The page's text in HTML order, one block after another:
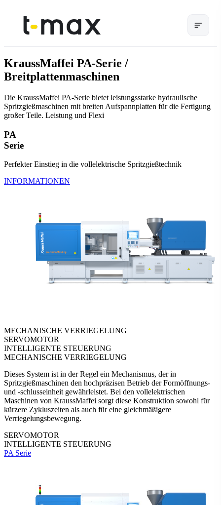
KraussMaffei PA-Serie /
Breitplattenmaschinen
Die KraussMaffei PA-Serie bietet leistungsstarke hydraulische
Spritzgießmaschinen mit breiten Aufspannplatten für die Fertigung
großer Teile. Leistung und Flexi
PA
Serie
Perfekter Einstieg in die vollelektrische Spritzgießtechnik
INFORMATIONEN
MECHANISCHE VERRIEGELUNG
SERVOMOTOR
INTELLIGENTE STEUERUNG
MECHANISCHE VERRIEGELUNG
Dieses System ist in der Regel ein Mechanismus, der in
Spritzgießmaschinen den hochpräzisen Betrieb der Formöffnungs-
und -schlusseinheit gewährleistet. Bei den vollelektrischen
Maschinen von KraussMaffei sorgt diese Konstruktion sowohl für
kürzere Zykluszeiten als auch für eine gleichmäßigere
Verriegelungsbewegung.
SERVOMOTOR
INTELLIGENTE STEUERUNG
PA Serie